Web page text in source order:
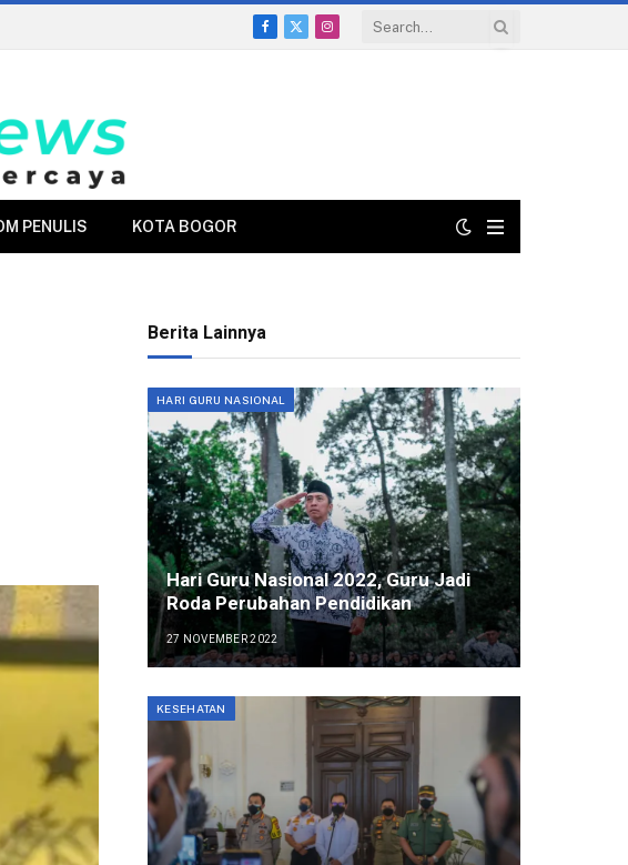
Facebook
X
Instagram
PENULIS KOTA BOGOR
Berita Lainnya
HARI GURU NASIONAL
Hari Guru Nasional 2022, Guru Jadi
Roda Perubahan Pendidikan
27 NOVEMBER 2022
KESEHATAN